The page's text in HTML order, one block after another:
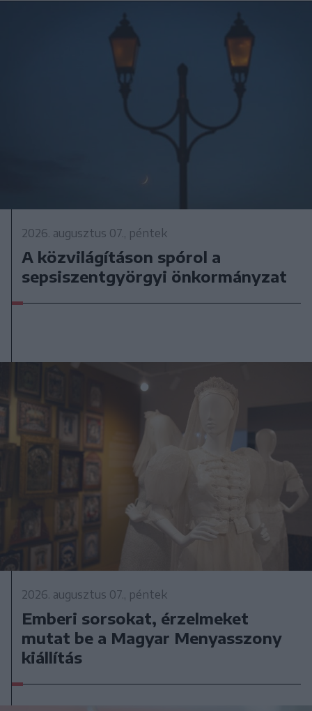
2026. augusztus 07., péntek
A közvilágításon spórol a
sepsiszentgyörgyi önkormányzat
2026. augusztus 07., péntek
Emberi sorsokat, érzelmeket
mutat be a Magyar Menyasszony
kiállítás